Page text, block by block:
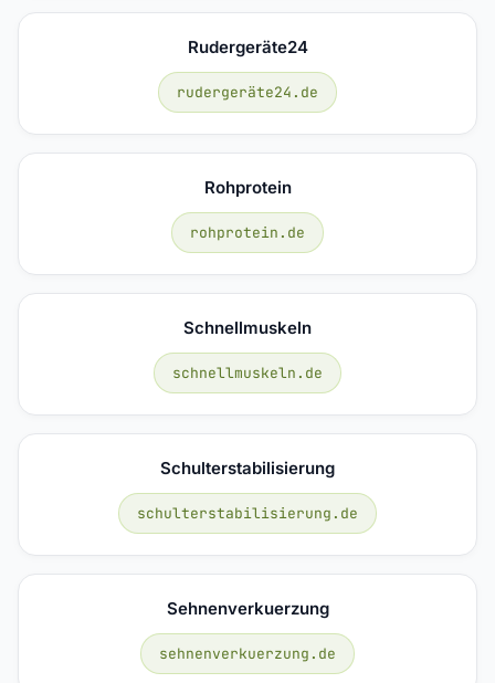
Rudergeräte24
rudergeräte24.de
Rohprotein
rohprotein.de
Schnellmuskeln
schnellmuskeln.de
Schulterstabilisierung
schulterstabilisierung.de
Sehnenverkuerzung
sehnenverkuerzung.de